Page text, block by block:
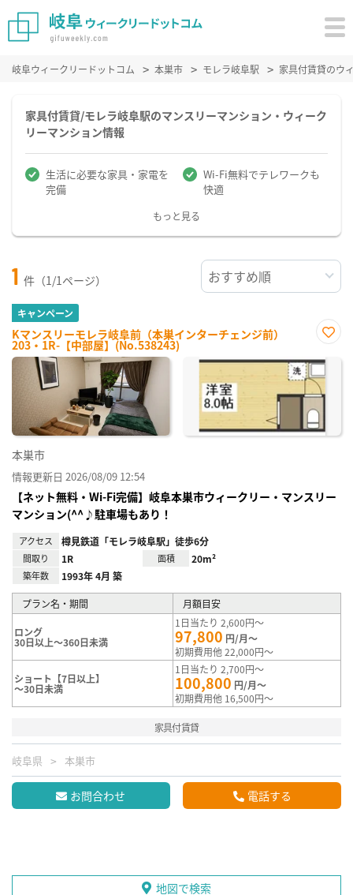
岐阜ウィークリードットコム 本巣市 モレラ岐阜駅 家具付賃貸のウ
家具付賃貸/モレラ岐阜駅のマンスリーマンション・ウィーク
リーマンション情報
生活に必要な家具・家電を
完備
Wi-Fi無料でテレワークも
快適
もっと見る
1 件（1/1ページ）
キャンペーン
Kマンスリーモレラ岐阜前（本巣インターチェンジ前）
203・1R-【中部屋】(No.538243)
に入
り登
録
本巣市
情報更新日 2026/08/09 12:54
【ネット無料・Wi-Fi完備】岐阜本巣市ウィークリー・マンスリー
マンション(^^♪駐車場もあり！
アクセス 樽見鉄道「モレラ岐阜駅」徒歩6分
間取り 1R 面積 20m²
築年数 1993年 4月 築
プラン名・期間 月額目安
ロング
30日以上～360日未満
1日当たり 2,600円～
97,800 円/月～
初期費用他 22,000円～
ショート【7日以上】
～30日未満
1日当たり 2,700円～
100,800 円/月～
初期費用他 16,500円～
家具付賃貸
岐阜県 本巣市
お問合わせ 電話する
地図で検索